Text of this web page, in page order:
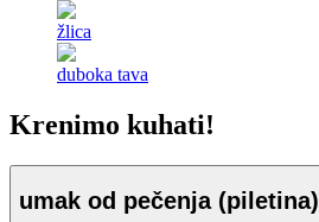
žlica
duboka tava
Krenimo kuhati!
umak od pečenja (piletina)